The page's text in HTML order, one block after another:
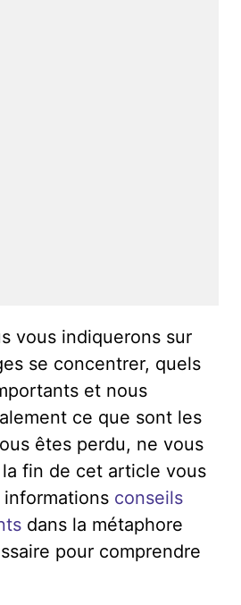
vous indiquerons sur
se concentrer, quels
et nous
ce que sont les
êtes perdu, ne vous
fin de cet article vous
conseils
dans la métaphore
pour comprendre